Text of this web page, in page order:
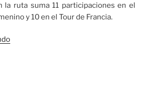
la ruta suma 11 participaciones en el
y 10 en el Tour de Francia.
«Alemania